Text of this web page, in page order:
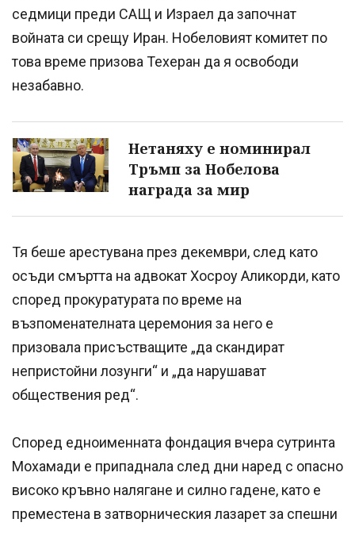
седмици преди САЩ и Израел да започнат
войната си срещу Иран. Нобеловият комитет по
това време призова Техеран да я освободи
незабавно.
Нетаняху е номинирал
Тръмп за Нобелова
награда за мир
Тя беше арестувана през декември, след като
осъди смъртта на адвокат Хосроу Аликорди, като
според прокуратурата по време на
възпоменателната церемония за него е
призовала присъстващите „да скандират
непристойни лозунги“ и „да нарушават
обществения ред“.
Според едноименната фондация вчера сутринта
Мохамади е припаднала след дни наред с опасно
високо кръвно налягане и силно гадене, като е
преместена в затворническия лазарет за спешни